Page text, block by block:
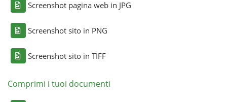
Screenshot pagina web in JPG
Screenshot sito in PNG
Screenshot sito in TIFF
Comprimi i tuoi documenti